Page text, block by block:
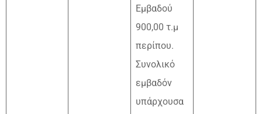
Εμβαδού
900,00 τ.μ
περίπου.
Συνολικό
εμβαδόν
υπάρχουσα